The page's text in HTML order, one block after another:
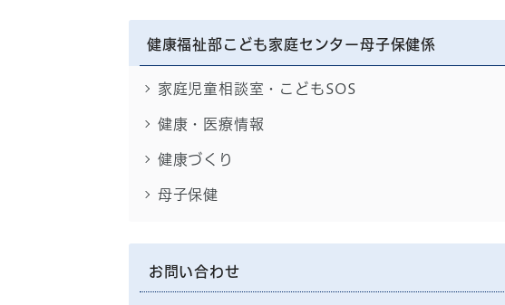
健康福祉部こども家庭センター母子保健係
家庭児童相談室・こどもSOS
健康・医療情報
健康づくり
母子保健
お問い合わせ